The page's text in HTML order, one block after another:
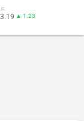
▲ 1.23